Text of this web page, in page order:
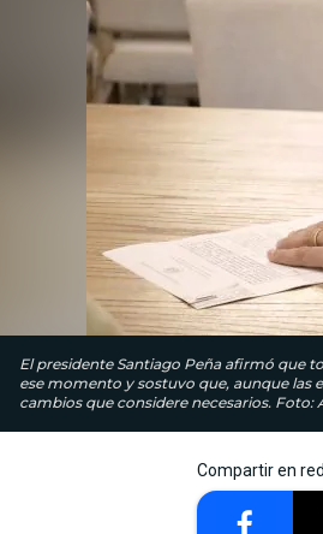
El presidente Santiago Peña afirmó que
ese momento y sostuvo que, aunque las
cambios que considere necesarios. Foto:
Compartir en